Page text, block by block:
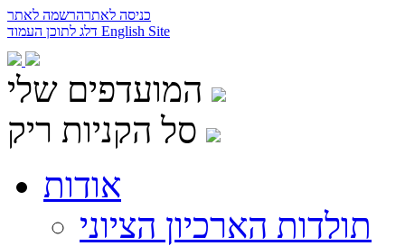
כניסה לאתרהרשמה לאתר
English Site
המועדפים שלי
סל הקניות ריק
אודות
תולדות הארכיון הציוני